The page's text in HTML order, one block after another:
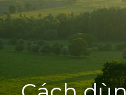
Cách diễn đạt
IELTS Videos - Ebook
Điểm báo
HỌC THỬ →